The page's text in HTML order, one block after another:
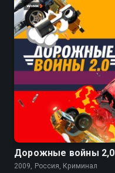
Дорожные войны 2,0
2009, Россия, Криминал